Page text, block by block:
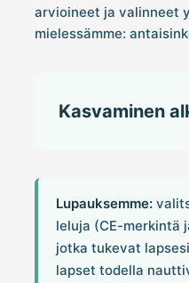
arvioineet ja valinneet
mielessämme:
Kasvaminen
Lupauksemme:
leluja (CE-merkintä
jotka tukevat
lapset todella